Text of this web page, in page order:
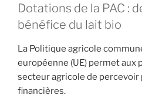
Dotations de la PAC :
bénéfice du lait bio
La Politique agricole
européenne (UE) permet aux
secteur agricole de percevoir
financières.